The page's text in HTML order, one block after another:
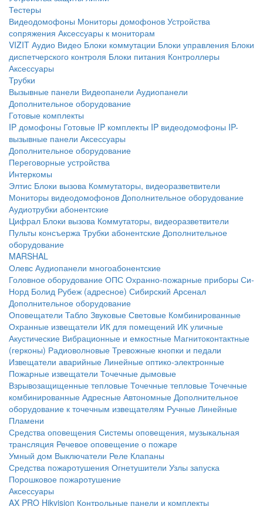
Тестеры
Видеодомофоны Мониторы домофонов Устройства
сопряжения Аксессуары к мониторам
VIZIT Аудио Видео Блоки коммутации Блоки управления Блоки
диспетчерского контроля Блоки питания Контроллеры
Аксессуары
Трубки
Вызывные панели Видеопанели Аудиопанели
Дополнительное оборудование
Готовые комплекты
IP домофоны Готовые IP комплекты IP видеодомофоны IP-
вызывные панели Аксессуары
Дополнительное оборудование
Переговорные устройства
Интеркомы
Элтис Блоки вызова Коммутаторы, видеоразветвители
Мониторы видеодомофонов Дополнительное оборудование
Аудиотрубки абонентские
Цифрал Блоки вызова Коммутаторы, видеоразветвители
Пульты консъержа Трубки абонентские Дополнительное
оборудование
MARSHAL
Олевс Аудиопанели многоабонентские
Головное оборудование ОПС Охранно-пожарные приборы Си-
Норд Болид Рубеж (адресное) Сибирский Арсенал
Дополнительное оборудование
Оповещатели Табло Звуковые Световые Комбинированные
Охранные извещатели ИК для помещений ИК уличные
Акустические Вибрационные и емкостные Магнитоконтактные
(герконы) Радиоволновые Тревожные кнопки и педали
Извещатели аварийные Линейные оптико-электронные
Пожарные извещатели Точечные дымовые
Взрывозащищенные тепловые Точечные тепловые Точечные
комбинированные Адресные Автономные Дополнительное
оборудование к точечным извещателям Ручные Линейные
Пламени
Средства оповещения Системы оповещения, музыкальная
трансляция Речевое оповещение о пожаре
Умный дом Выключатели Реле Клапаны
Средства пожаротушения Огнетушители Узлы запуска
Порошковое пожаротушение
Аксессуары
AX PRO Hikvision Контрольные панели и комплекты